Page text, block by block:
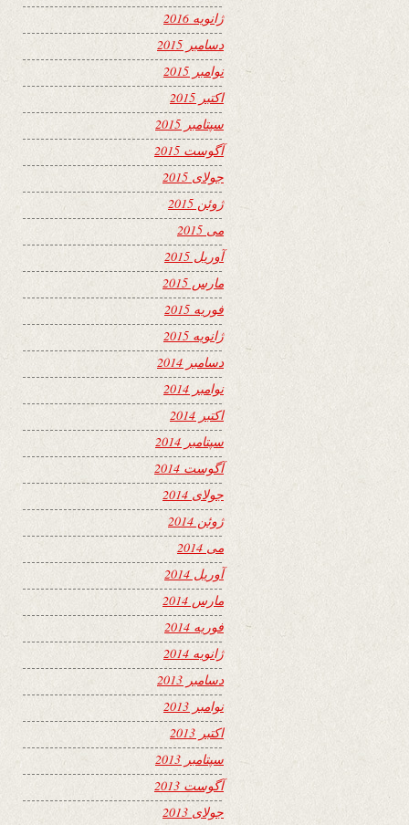
ژانویه 2016
دسامبر 2015
نوامبر 2015
اکتبر 2015
سپتامبر 2015
آگوست 2015
جولای 2015
ژوئن 2015
می 2015
آوریل 2015
مارس 2015
فوریه 2015
ژانویه 2015
دسامبر 2014
نوامبر 2014
اکتبر 2014
سپتامبر 2014
آگوست 2014
جولای 2014
ژوئن 2014
می 2014
آوریل 2014
مارس 2014
فوریه 2014
ژانویه 2014
دسامبر 2013
نوامبر 2013
اکتبر 2013
سپتامبر 2013
آگوست 2013
جولای 2013